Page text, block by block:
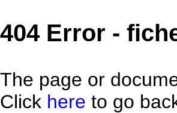
404 Error -
The page or
Click here to go